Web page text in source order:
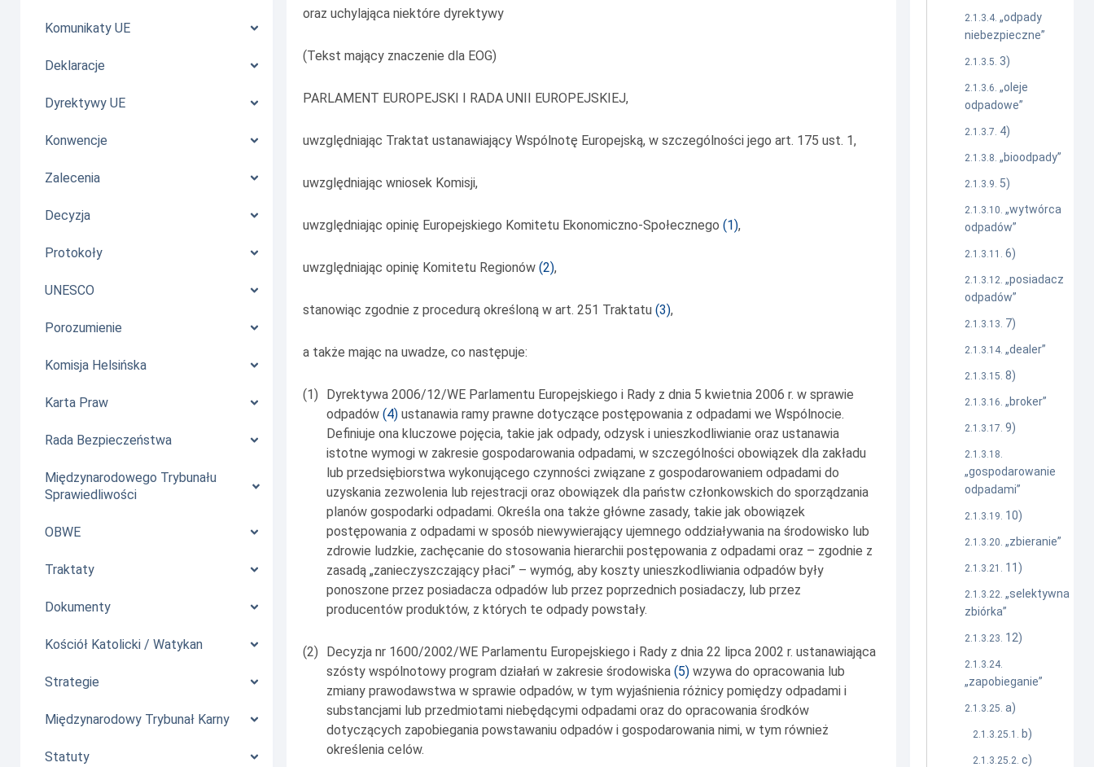
Komunikaty UE
Deklaracje
Dyrektywy UE
Konwencje
Zalecenia
Decyzja
Protokoły
UNESCO
Porozumienie
Komisja Helsińska
Karta Praw
Rada Bezpieczeństwa
Międzynarodowego Trybunału
Sprawiedliwości
OBWE
Traktaty
Dokumenty
Kościół Katolicki / Watykan
Strategie
Międzynarodowy Trybunał Karny
Statuty
oraz uchylająca niektóre dyrektywy
(Tekst mający znaczenie dla EOG)
PARLAMENT EUROPEJSKI I RADA UNII EUROPEJSKIEJ,
uwzględniając Traktat ustanawiający Wspólnotę Europejską, w szczególności jego art. 175 ust. 1,
uwzględniając wniosek Komisji,
uwzględniając opinię Europejskiego Komitetu Ekonomiczno-Społecznego (1),
uwzględniając opinię Komitetu Regionów (2),
stanowiąc zgodnie z procedurą określoną w art. 251 Traktatu (3),
a także mając na uwadze, co następuje:
(1)
Dyrektywa 2006/12/WE Parlamentu Europejskiego i Rady z dnia 5 kwietnia 2006 r. w sprawie
odpadów (4) ustanawia ramy prawne dotyczące postępowania z odpadami we Wspólnocie.
Definiuje ona kluczowe pojęcia, takie jak odpady, odzysk i unieszkodliwianie oraz ustanawia
istotne wymogi w zakresie gospodarowania odpadami, w szczególności obowiązek dla zakładu
lub przedsiębiorstwa wykonującego czynności związane z gospodarowaniem odpadami do
uzyskania zezwolenia lub rejestracji oraz obowiązek dla państw członkowskich do sporządzania
planów gospodarki odpadami. Określa ona także główne zasady, takie jak obowiązek
postępowania z odpadami w sposób niewywierający ujemnego oddziaływania na środowisko lub
zdrowie ludzkie, zachęcanie do stosowania hierarchii postępowania z odpadami oraz – zgodnie z
zasadą „zanieczyszczający płaci” – wymóg, aby koszty unieszkodliwiania odpadów były
ponoszone przez posiadacza odpadów lub przez poprzednich posiadaczy, lub przez
producentów produktów, z których te odpady powstały.
(2)
Decyzja nr 1600/2002/WE Parlamentu Europejskiego i Rady z dnia 22 lipca 2002 r. ustanawiająca
szósty wspólnotowy program działań w zakresie środowiska (5) wzywa do opracowania lub
zmiany prawodawstwa w sprawie odpadów, w tym wyjaśnienia różnicy pomiędzy odpadami i
substancjami lub przedmiotami niebędącymi odpadami oraz do opracowania środków
dotyczących zapobiegania powstawaniu odpadów i gospodarowania nimi, w tym również
określenia celów.
„odpady
niebezpieczne”
3)
„oleje
odpadowe”
4)
„bioodpady”
5)
„wytwórca
odpadów”
6)
„posiadacz
odpadów”
7)
„dealer”
8)
„broker”
9)
„gospodarowanie
odpadami”
10)
„zbieranie”
11)
„selektywna
zbiórka”
12)
„zapobieganie”
a)
b)
c)